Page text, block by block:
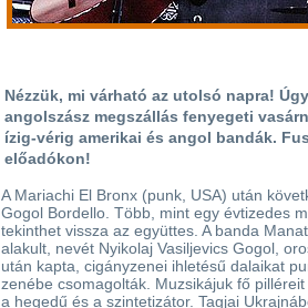
Nézzük, mi várható az utolsó napra!
angolszász megszállás fenyegeti
ízig-vérig amerikai és angol bandák.
előadókon!
A Mariachi El Bronx (punk, USA) után
Gogol Bordello. Több, mint egy évtizedes
tekinthet vissza az együttes. A banda
alakult, nevét Nyikolaj Vasiljevics Gogol,
után kapta, cigányzenei ihletésű dalaikat
zenébe csomagolták. Muzsikájuk fő
a hegedű és a szintetizátor. Tagjai